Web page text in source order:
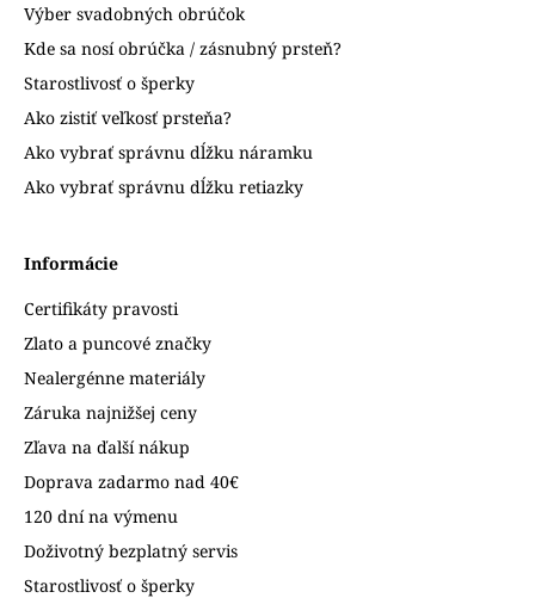
Výber svadobných obrúčok
Kde sa nosí obrúčka / zásnubný prsteň?
Starostlivosť o šperky
Ako zistiť veľkosť prsteňa?
Ako vybrať správnu dĺžku náramku
Ako vybrať správnu dĺžku retiazky
Informácie
Certifikáty pravosti
Zlato a puncové značky
Nealergénne materiály
Záruka najnižšej ceny
Zľava na ďalší nákup
Doprava zadarmo nad 40€
120 dní na výmenu
Doživotný bezplatný servis
Starostlivosť o šperky